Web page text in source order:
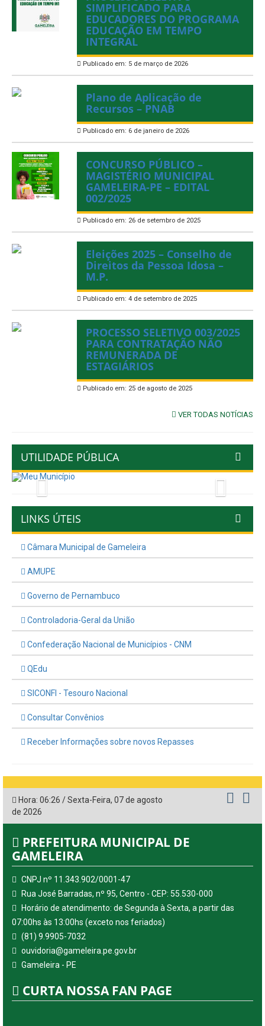
SIMPLIFICADO PARA
EDUCADORES DO PROGRAMA
EDUCAÇÃO EM TEMPO
INTEGRAL
Publicado em: 5 de março de 2026
Plano de Aplicação de
Recursos – PNAB
Publicado em: 6 de janeiro de 2026
CONCURSO PÚBLICO –
MAGISTÉRIO MUNICIPAL
GAMELEIRA-PE – EDITAL
002/2025
Publicado em: 26 de setembro de 2025
Eleições 2025 – Conselho de
Direitos da Pessoa Idosa –
M.P.
Publicado em: 4 de setembro de 2025
PROCESSO SELETIVO 003/2025
PARA CONTRATAÇÃO NÃO
REMUNERADA DE
ESTAGIÁRIOS
Publicado em: 25 de agosto de 2025
VER TODAS NOTÍCIAS
UTILIDADE PÚBLICA
Previous
LINKS ÚTEIS
Câmara Municipal de Gameleira
AMUPE
Governo de Pernambuco
Controladoria-Geral da União
Confederação Nacional de Municípios - CNM
QEdu
SICONFI - Tesouro Nacional
Consultar Convênios
Receber Informações sobre novos Repasses
Hora: 06:26 /Sexta-Feira, 07 de agosto
de 2026
PREFEITURA MUNICIPAL DE
GAMELEIRA
CNPJ nº 11.343.902/0001-47
Rua José Barradas, nº 95, Centro - CEP: 55.530-000
Horário de atendimento: de Segunda à Sexta, a partir das
07:00hs às 13:00hs (exceto nos feriados)
(81) 9.9905-7032
ouvidoria@gameleira.pe.gov.br
Gameleira - PE
CURTA NOSSA FAN PAGE